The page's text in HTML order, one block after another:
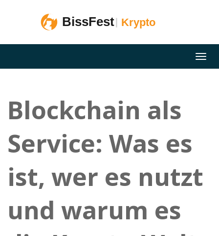
Blockchain als
Service: Was es
ist, wer es nutzt
und warum es